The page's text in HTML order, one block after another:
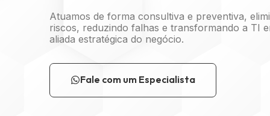
Atuamos de forma consultiva e preventiva,
riscos, reduzindo falhas e transformando a TI
aliada estratégica do negócio.
Fale com um Especialista